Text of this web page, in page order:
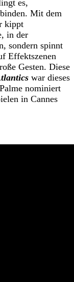
es,
Mit dem
kippt
in der
sondern spinnt
Effektszenen
Gesten. Diese
war dieses
nominiert
in Cannes